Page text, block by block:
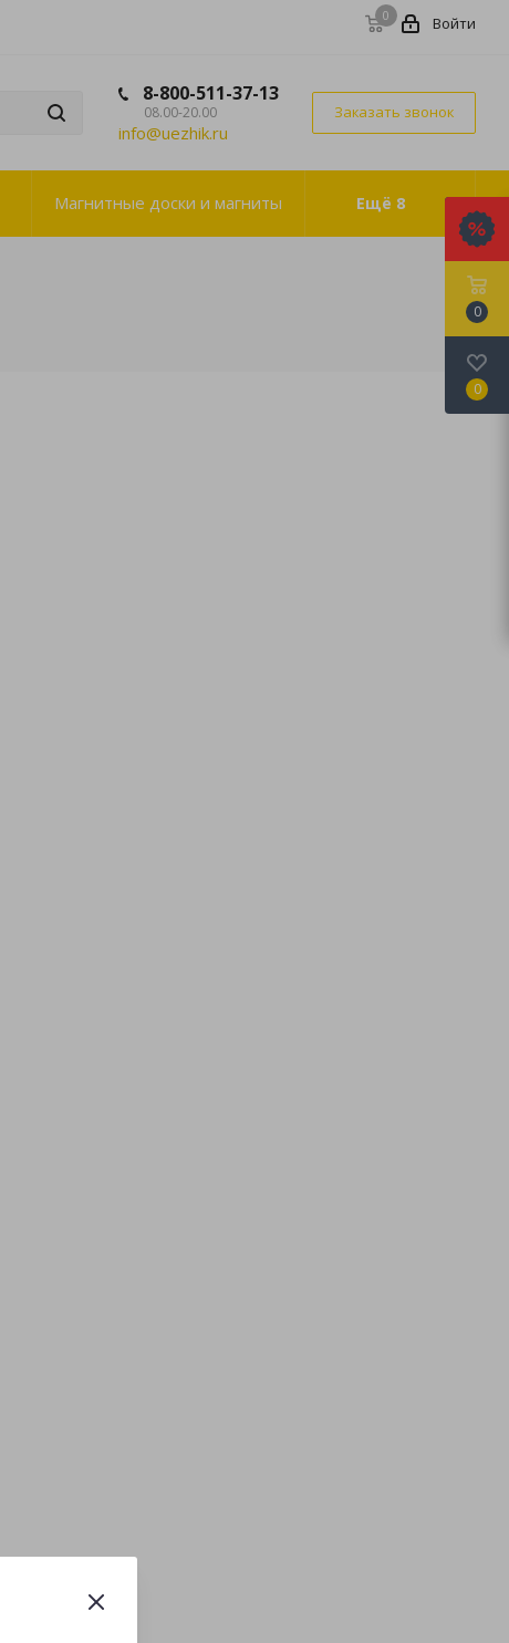
0 Войти
8-800-511-37-13
08.00-20.00
info@uezhik.ru
Заказать звонок
Магнитные доски и магниты Ещё 8
0
0